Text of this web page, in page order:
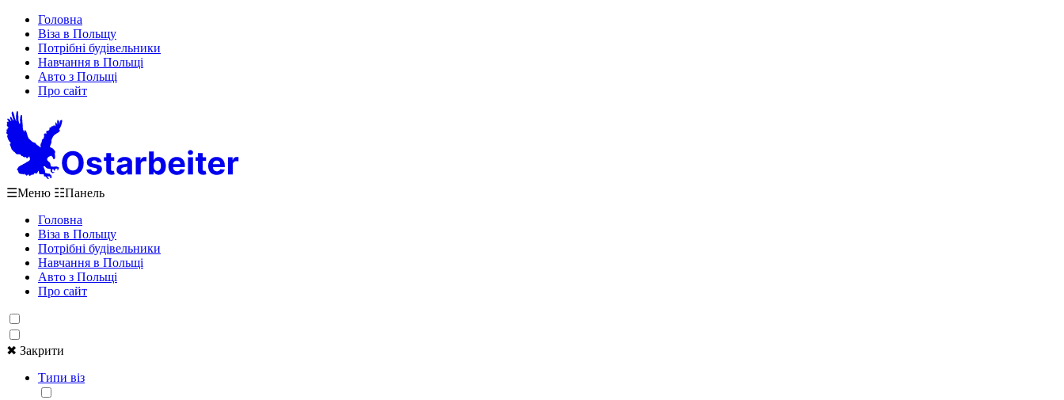
Головна
Віза в Польщу
Потрібні будівельники
Навчання в Польщі
Авто з Польщі
Про сайт
☰Меню ☷Панель
Головна
Віза в Польщу
Потрібні будівельники
Навчання в Польщі
Авто з Польщі
Про сайт
✖ Закрити
Типи віз